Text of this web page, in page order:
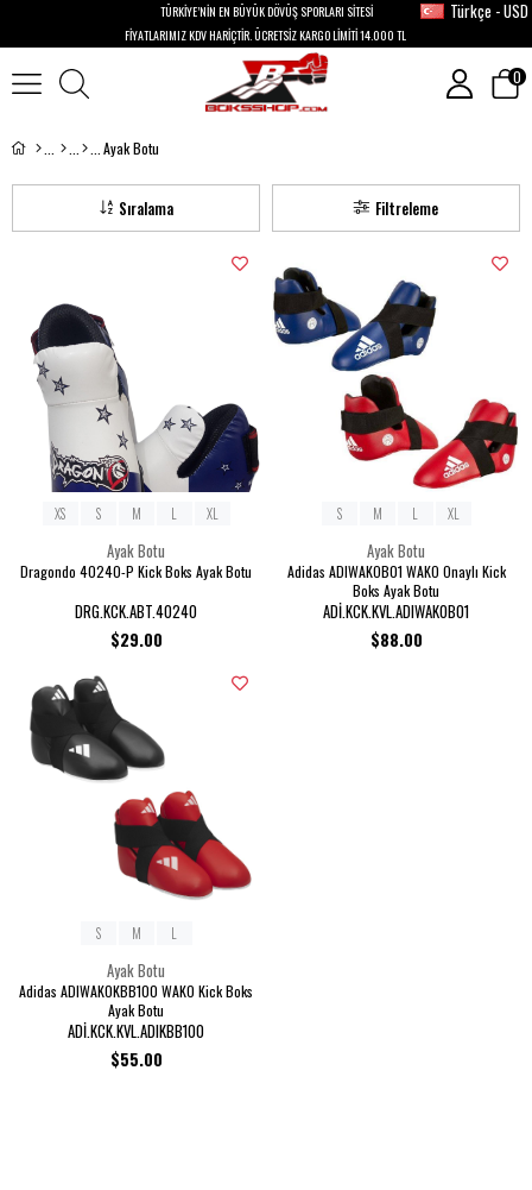
TÜRKİYE’NİN EN BÜYÜK DÖVÜŞ SPORLARI SİTESİ
FİYATLARIMIZ KDV HARİÇTİR. ÜCRETSİZ KARGO LİMİTİ 14.000 TL
Türkçe - USD
0
Ayak Botu
Filtreleme
Sıralama
Ayak Botu
Dragondo 40240-P Kick Boks Ayak Botu
DRG.KCK.ABT.40240
$29.00
XS S M L XL
Ayak Botu
Adidas ADIWAKOB01 WAKO Onaylı Kick
Boks Ayak Botu
ADİ.KCK.KVL.ADIWAKOB01
$88.00
S M L XL
Ayak Botu
Adidas ADIWAKOKBB100 WAKO Kick Boks
Ayak Botu
ADİ.KCK.KVL.ADIKBB100
$55.00
S M L